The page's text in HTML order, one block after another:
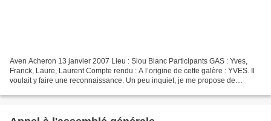
Aven Acheron 13 janvier 2007 Lieu : Siou Blanc Participants GAS : Yves,
Franck, Laure, Laurent Compte rendu : A l’origine de cette galère : YVES. Il
voulait y faire une reconnaissance. Un peu inquiet, je me propose de